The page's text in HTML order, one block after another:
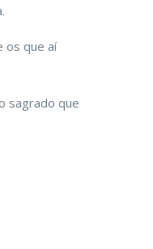
os que aí
sagrado que